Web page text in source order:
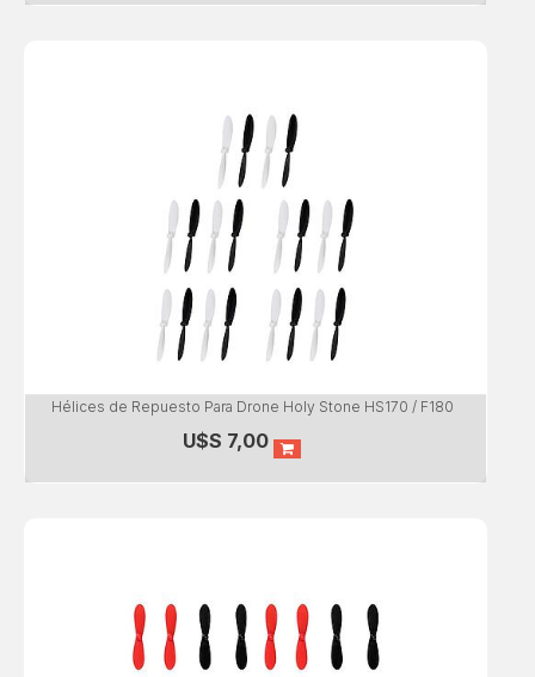
Hélices de Repuesto Para Drone Holy Stone HS170 / F180
U$S 7,00